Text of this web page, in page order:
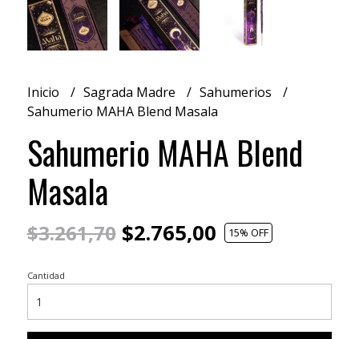
Inicio Sagrada Madre
Sahumerios
Sahumerio MAHA Blend Masala
Sahumerio MAHA Blend
Masala
$3.261,70$2.765,00 15% OFF
Cantidad